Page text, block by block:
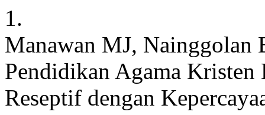
1.
Manawan MJ,
Pendidikan Agama
Reseptif dengan